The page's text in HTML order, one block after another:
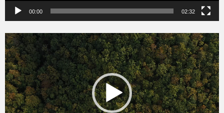
00:00 02:32
Videólejátszó